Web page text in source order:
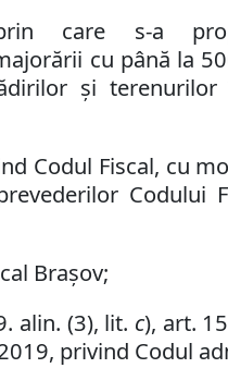
care s-a
ării cu până la
dirilor şi
Codul Fiscal, cu
Codului
Brașov;
. alin. (3), lit. c), art.
privind Codul